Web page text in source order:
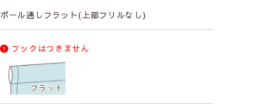
ブラック ホワイト サンド グレー ブリック
ポール通しフラット(上部フリルなし)
フックはつきません